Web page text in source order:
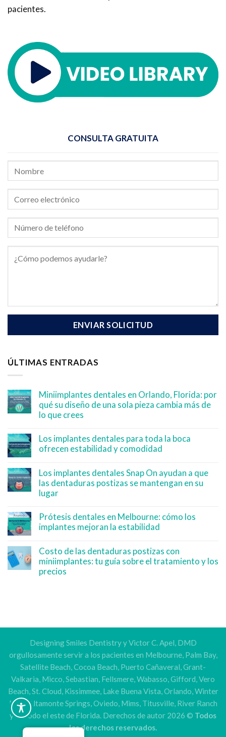
pacientes.
CONSULTA GRATUITA
ÚLTIMAS ENTRADAS
Miniimplantes dentales en Orlando, Florida: por
qué su diseño de una sola pieza cambia más de
lo que crees
Los implantes dentales para toda la boca
ofrecen estabilidad y comodidad
Los implantes dentales Snap On ayudan a que
las dentaduras postizas se mantengan en su
lugar
Prótesis dentales en Melbourne: cómo los
implantes mejoran la estabilidad
Costo de las dentaduras postizas con
miniimplantes: tu guía sobre el tratamiento y los
precios
Designing Smiles Dentistry y Victor C. Apel, DMD
orgullosamente servir a los pacientes en Melbourne, Palm Bay,
Satellite Beach, Cocoa Beach, Puerto Cañaveral, Grant-
Valkaria, Micco, Sebastian, Fellsmere, Wabasso, Gifford, Vero
Beach, St. Cloud, Kissimmee, Lake Buena Vista, Orlando, Winter
Park, Altamonte Springs, Oviedo, Mims, Titusville, River Ranch
y en todo el este de Florida. Derechos de autor 2026 © Todos
los derechos reservados.